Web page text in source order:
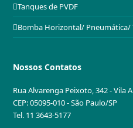
Tanques de PVDF
Bomba Horizontal/ Pneumática/
Nossos Contatos
Rua Alvarenga Peixoto, 342 - Vila
CEP: 05095-010 - São Paulo/SP
Tel. 11 3643-5177